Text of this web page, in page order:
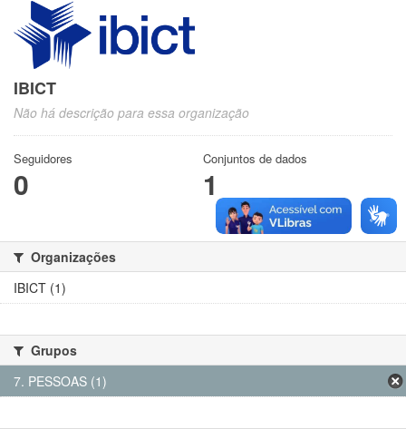
IBICT
Não há descrição para essa organização
Seguidores
0
Conjuntos de dados
1
Organizações
IBICT (1)
Grupos
7. PESSOAS (1)